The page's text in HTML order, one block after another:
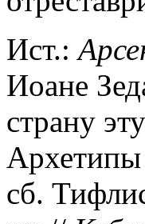
Ист.:
Иоане
страну
сб.